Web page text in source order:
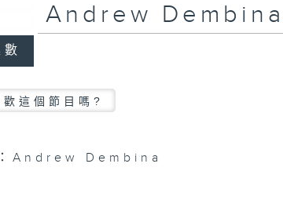
Andrew
歡這個節目嗎?
Andrew Dembina